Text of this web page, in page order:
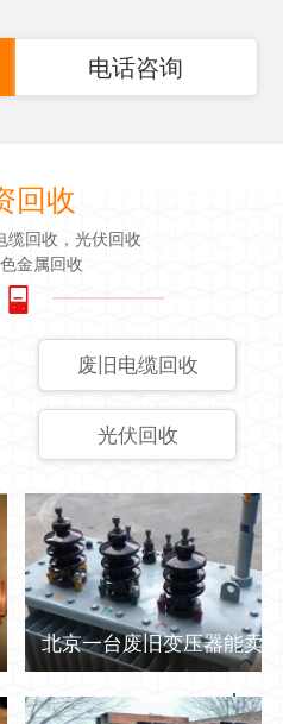
电话咨询
回收
缆回收，光伏回收
金属回收
废旧电缆回收
光伏回收
北京一台废旧变压器能卖